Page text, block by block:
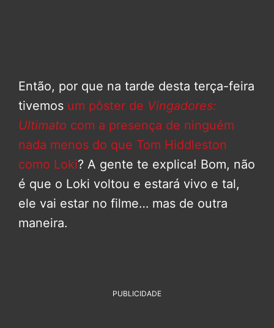
Então, por que na tarde desta terça-feira
tivemos um pôster de Vingadores:
Ultimato com a presença de ninguém
nada menos do que Tom Hiddleston
como Loki? A gente te explica! Bom, não
é que o Loki voltou e estará vivo e tal,
ele vai estar no filme… mas de outra
maneira.
PUBLICIDADE